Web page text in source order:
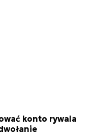
konto rywala